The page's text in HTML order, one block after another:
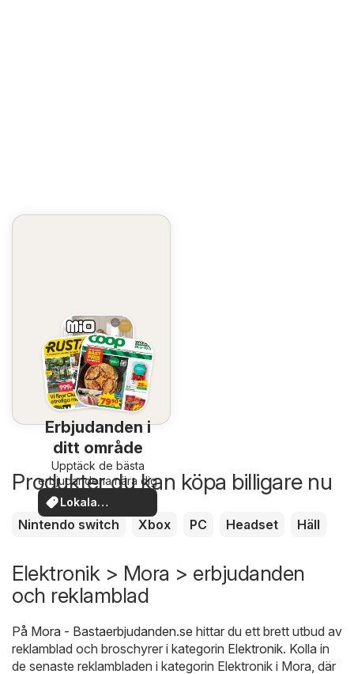
Erbjudanden i
ditt område
Upptäck de bästa
erbjudandena nära dig
Lokala
erbjudanden
Produkter du kan köpa billigare nu
Nintendo switch Xbox PC Headset Häll
Elektronik > Mora > erbjudanden
och reklamblad
På Mora - Bastaerbjudanden.se hittar du ett brett utbud av
reklamblad och broschyrer i kategorin Elektronik. Kolla in
de senaste reklambladen i kategorin Elektronik i Mora, där